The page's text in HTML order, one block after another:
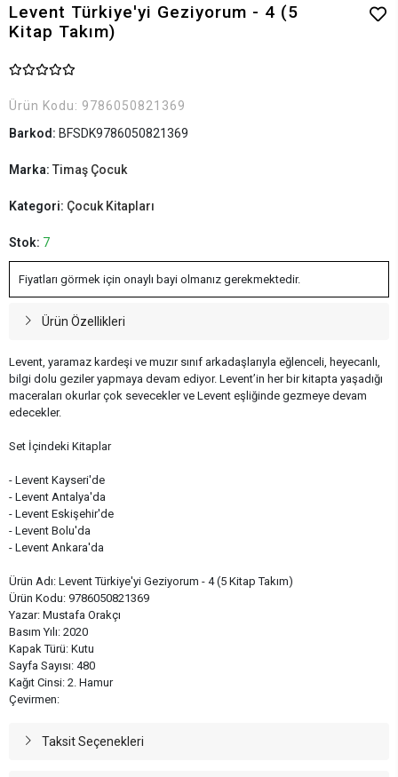
Levent Türkiye'yi Geziyorum - 4 (5
Kitap Takım)
Ürün Kodu: 9786050821369
Barkod: BFSDK9786050821369
Marka: Timaş Çocuk
Kategori: Çocuk Kitapları
Stok: 7
Fiyatları görmek için onaylı bayi olmanız gerekmektedir.
Ürün Özellikleri
Levent, yaramaz kardeşi ve muzır sınıf arkadaşlarıyla eğlenceli, heyecanlı,
bilgi dolu geziler yapmaya devam ediyor. Levent’in her bir kitapta yaşadığı
maceraları okurlar çok sevecekler ve Levent eşliğinde gezmeye devam
edecekler.
Set İçindeki Kitaplar
- Levent Kayseri'de
- Levent Antalya'da
- Levent Eskişehir'de
- Levent Bolu'da
- Levent Ankara'da
Ürün Adı: Levent Türkiye'yi Geziyorum - 4 (5 Kitap Takım)
Ürün Kodu: 9786050821369
Yazar: Mustafa Orakçı
Basım Yılı: 2020
Kapak Türü: Kutu
Sayfa Sayısı: 480
Kağıt Cinsi: 2. Hamur
Çevirmen:
Taksit Seçenekleri